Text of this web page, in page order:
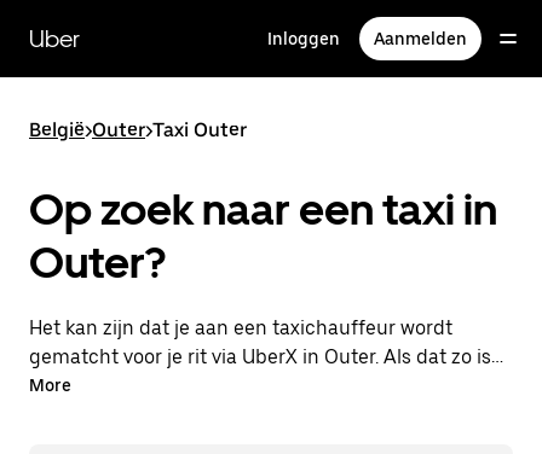
naar
hoofdinhoud
Uber Inloggen Aanmelden
België>Outer>Taxi Outer
Op zoek naar een taxi in
Outer?
Het kan zijn dat je aan een taxichauffeur wordt
gematcht voor je rit via UberX in Outer. Als dat zo is,
profiteer je van dezelfde 24/7 beschikbaarheid en
More